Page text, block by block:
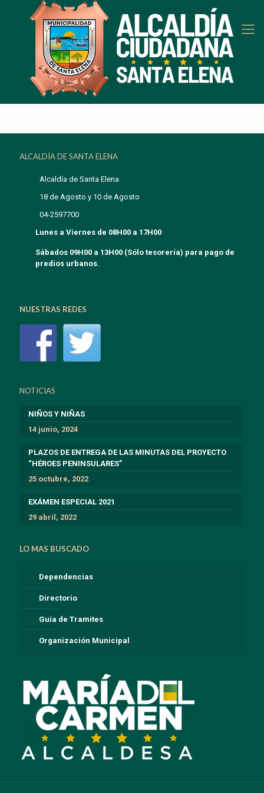
ALCALDÍA DE SANTA ELENA
Alcaldía de Santa Elena
18 de Agosto y 10 de Agosto
04-2597700
Lunes a Viernes de 08H00 a 17H00
Sábados 09H00 a 13H00 (Sólo tesorería) para pago de
predios urbanos.
NUESTRAS REDES
NOTICIAS
NIÑOS Y NIÑAS
14 junio, 2024
PLAZOS DE ENTREGA DE LAS MINUTAS DEL PROYECTO
“HÉROES PENINSULARES”
25 octubre, 2022
EXÁMEN ESPECIAL 2021
29 abril, 2022
LO MAS BUSCADO
Dependencias
Directorio
Guía de Tramites
Organización Municipal